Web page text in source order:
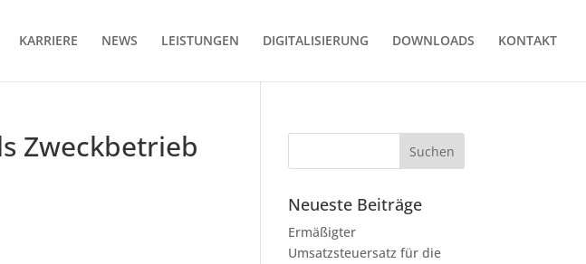
KARRIERE NEWS LEISTUNGEN DIGITALISIERUNG DOWNLOADS KONTAKT
Zweckbetrieb
Neueste Beiträge
Ermäßigter
Umsatzsteuersatz für die